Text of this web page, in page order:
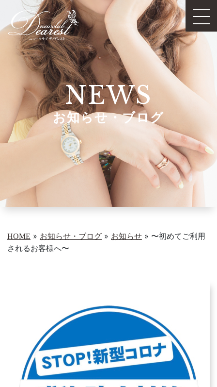
NEWS
お知らせ・ブログ
HOME » お知らせ・ブログ » お知らせ » 〜初めてご利用
されるお客様へ〜